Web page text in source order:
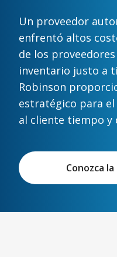
Un proveedor
enfrentó altos
de los
inventario justo a
Robinson
estratégico para
al cliente tiempo y
Conozca